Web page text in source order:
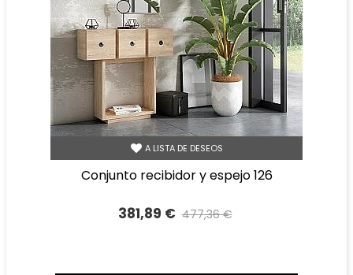
A LISTA DE DESEOS
conjunto recibidor y espejo 126
381,89 € 477,36 €